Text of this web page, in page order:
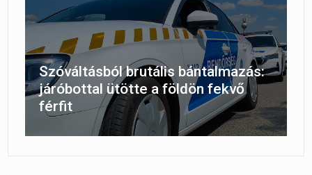
Szóváltásból brutális bántalmazás:
járóbottal ütötte a földön fekvő
férfit